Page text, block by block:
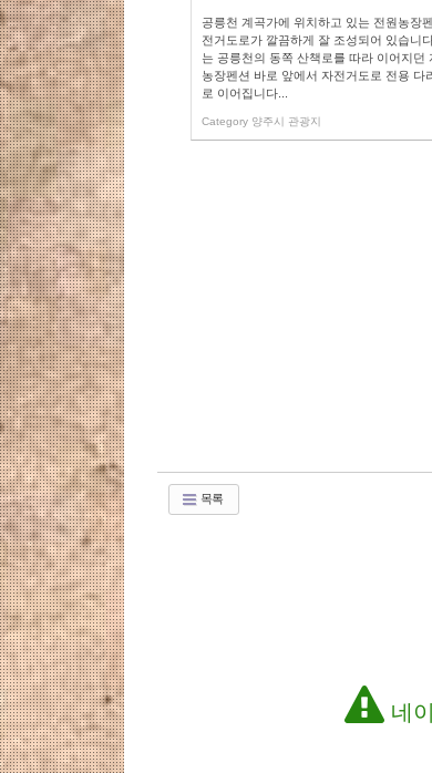
공릉천 계곡가에 위치하고 있는 전원농장
전거도로가 깔끔하게 잘 조성되어 있습니
는 공릉천의 동쪽 산책로를 따라 이어지던
농장펜션 바로 앞에서 자전거도로 전용 다
로 이어집니다...
Category 양주시 관광지
목록
네